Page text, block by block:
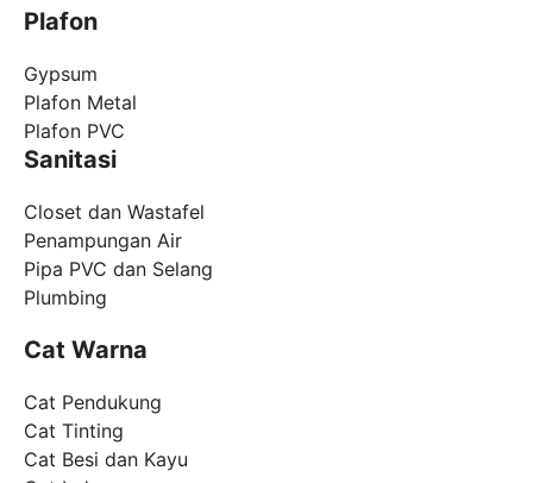
Plafon
Gypsum
Plafon Metal
Plafon PVC
Sanitasi
Closet dan Wastafel
Penampungan Air
Pipa PVC dan Selang
Plumbing
Cat Warna
Cat Pendukung
Cat Tinting
Cat Besi dan Kayu